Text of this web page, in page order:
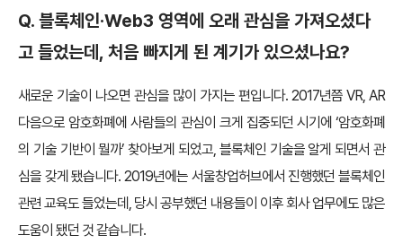
Q. 블록체인·Web3 영역에 오래 관심을 가져오셨다
고 들었는데, 처음 빠지게 된 계기가 있으셨나요?
새로운 기술이 나오면 관심을 많이 가지는 편입니다. 2017년쯤 VR, AR
다음으로 암호화폐에 사람들의 관심이 크게 집중되던 시기에 ‘암호화폐
의 기술 기반이 뭘까’ 찾아보게 되었고, 블록체인 기술을 알게 되면서 관
심을 갖게 됐습니다. 2019년에는 서울창업허브에서 진행했던 블록체인
관련 교육도 들었는데, 당시 공부했던 내용들이 이후 회사 업무에도 많은
도움이 됐던 것 같습니다.